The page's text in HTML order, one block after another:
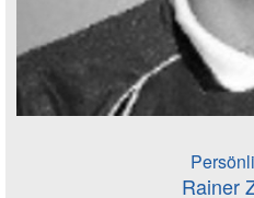
Rainer